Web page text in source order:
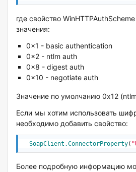
где свойство
значения:
0x1 - basic authentication
0x2 - ntlm auth
0x8 - digest auth
0x10 - negotiate auth
Значение по умолчанию 0x12
Если мы хотим использовать
необходимо добавить свойство:
SoapClient.ConnectorProperty(
Более подробную информацию